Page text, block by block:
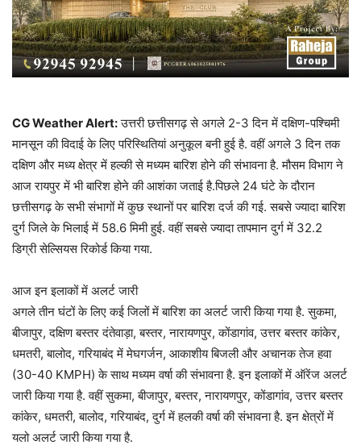
CG Weather Alert:उत्तरी छत्तीसगढ़ से अगले 2-3 दिन में दक्षिण-पश्चिमी
मानसून की विदाई के लिए परिस्थितियां अनुकूल बनी हुई है. वहीं अगले 3 दिन तक
दक्षिण और मध्य क्षेत्र में हल्की से मध्यम बारिश होने की संभावना है. मौसम विभाग ने
आज रायपुर में भी बारिश होने की आशंका जताई है.पिछले 24 घंटे के दौरान
छत्तीसगढ़ के सभी संभागों में कुछ स्थानों पर बारिश दर्ज की गई. सबसे ज्यादा बारिश
दुर्ग जिले के भिलाई में 58.6 मिमी हुई. वहीं सबसे ज्यादा तापमान दुर्ग में 32.2
डिग्री सेल्सियस रिकोर्ड किया गया.
आज इन इलाकों में अलर्ट जारी
अगले तीन घंटों के लिए कई जिलों में बारिश का अलर्ट जारी किया गया है. सुकमा,
बीजापुर, दक्षिण बस्तर दंतेवाड़ा, बस्तर, नारायणपुर, कोंडागांव, उत्तर बस्तर कांकेर,
धमतरी, बालोद, गरियाबंद में मेघगर्जन, आकाशीय बिजली और अचानक तेज हवा
(30-40 KMPH) के साथ मध्यम वर्षा की संभावना है. इन इलाकों में ऑरेंज अलर्ट
जारी किया गया है. वहीं सुकमा, बीजापुर, बस्तर, नारायणपुर, कोंडागांव, उत्तर बस्तर
कांकेर, धमतरी, बालोद, गरियाबंद, दुर्ग में हलकी वर्षा की संभावना है. इन क्षेत्रों में
यलो अलर्ट जारी किया गया है.